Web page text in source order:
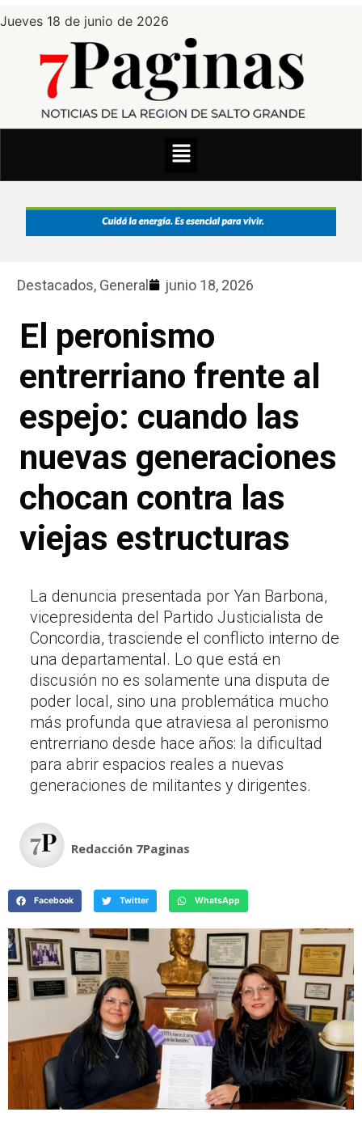
Jueves 18 de junio de 2026
Destacados, General junio 18, 2026
El peronismo
entrerriano frente al
espejo: cuando las
nuevas generaciones
chocan contra las
viejas estructuras
La denuncia presentada por Yan Barbona,
vicepresidenta del Partido Justicialista de
Concordia, trasciende el conflicto interno de
una departamental. Lo que está en
discusión no es solamente una disputa de
poder local, sino una problemática mucho
más profunda que atraviesa al peronismo
entrerriano desde hace años: la dificultad
para abrir espacios reales a nuevas
generaciones de militantes y dirigentes.
Redacción 7Paginas
Facebook Twitter WhatsApp